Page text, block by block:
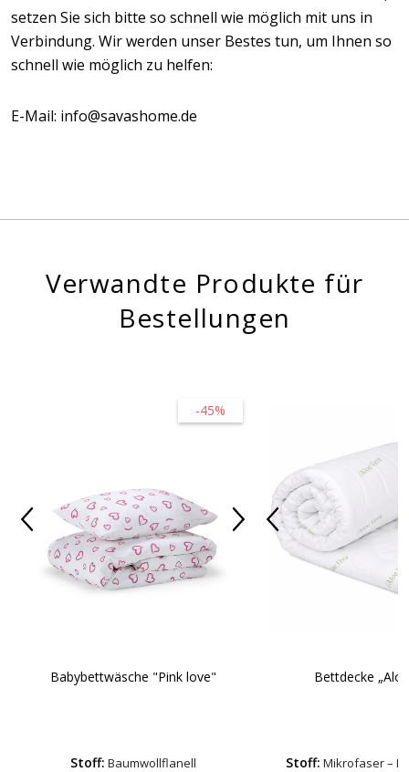
setzen Sie sich bitte so schnell wie möglich mit uns in
Verbindung. Wir werden unser Bestes tun, um Ihnen so
schnell wie möglich zu helfen:
E-Mail: info@savashome.de
Verwandte Produkte für
Bestellungen
-45%
Babybettwäsche "Pink love"
Stoff: Baumwollflanell
Bettdecke
Stoff: Mikrofaser –